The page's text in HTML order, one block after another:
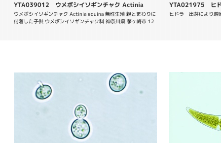
YTA039012 ウメボシイソギンチャク Actinia
equina
ウメボシイソギンチャク Actinia equina 無性生殖 親とまわりに
付着した子供 ウメボシイソギンチャク科 神奈川県 茅ヶ崎市 12
YTA021975 ヒ
ヒドラ　出芽により